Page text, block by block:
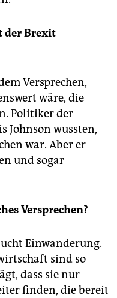
der Brexit
­Versprechen,
wäre, die
Politiker der
Johnson wussten,
war. Aber er
und sogar
Versprechen?
Einwanderung.
sind so
dass sie nur
finden, die bereit